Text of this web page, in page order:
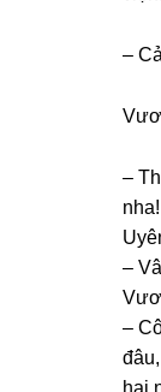
–
–
nha!
–
–
hai